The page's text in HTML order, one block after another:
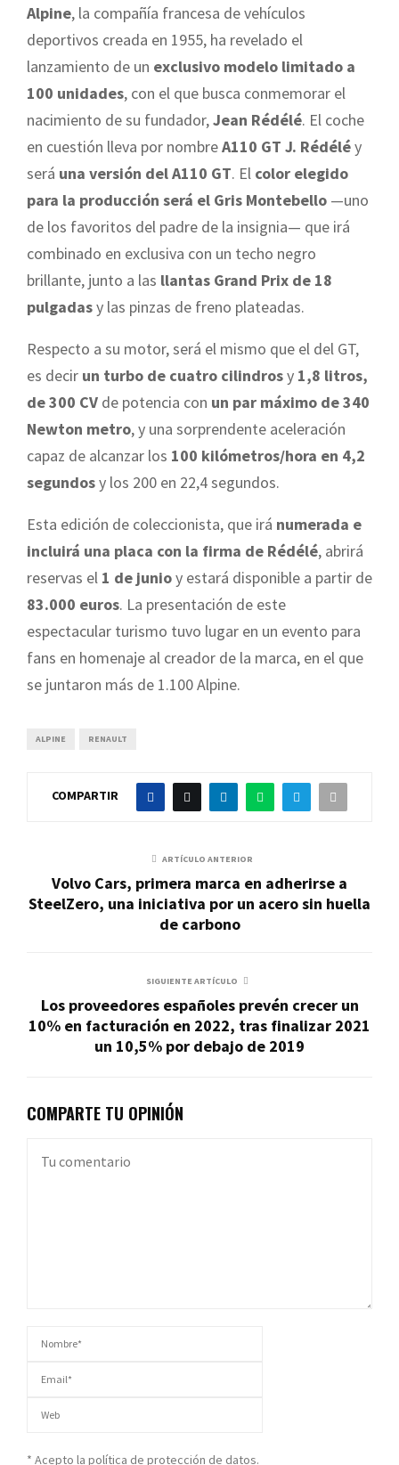
Alpine, la compañía francesa de vehículos
deportivos creada en 1955, ha revelado el
lanzamiento de un exclusivo modelo limitado a
100 unidades, con el que busca conmemorar el
nacimiento de su fundador,Jean Rédélé. El coche
en cuestión lleva por nombreA110 GT J. Rédéléy
será una versión del A110 GT. El color elegido
para la producción será el Gris Montebello —uno
de los favoritos del padre de la insignia— que irá
combinado en exclusiva con un techo negro
brillante, junto a las llantas Grand Prix de 18
pulgadasy las pinzas de freno plateadas.
Respecto a su motor, será el mismo que el del GT,
es decir un turbo de cuatro cilindrosy 1,8 litros,
de 300 CV de potencia con un par máximo de 340
Newton metro, y una sorprendente aceleración
capaz de alcanzar los 100 kilómetros/hora en 4,2
segundosy los 200 en 22,4 segundos.
Esta edición de coleccionista, que irá numerada e
incluirá una placa con la firma de Rédélé, abrirá
reservas el 1 de junioy estará disponible a partir de
83.000 euros. La presentación de este
espectacular turismo tuvo lugar en un evento para
fans en homenaje al creador de la marca, en el que
se juntaron más de 1.100 Alpine.
ALPINE RENAULT
COMPARTIR
ARTÍCULO ANTERIOR
Volvo Cars, primera marca en adherirse a
SteelZero, una iniciativa por un acero sin huella
de carbono
SIGUIENTE ARTÍCULO
Los proveedores españoles prevén crecer un
10% en facturación en 2022, tras finalizar 2021
un 10,5% por debajo de 2019
COMPARTE TU OPINIÓN
* Acepto la política de protección de datos.